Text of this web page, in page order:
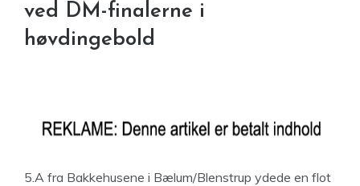
ved DM-finalerne i
høvdingebold
5.A fra Bakkehusene i Bælum/Blenstrup ydede en flot